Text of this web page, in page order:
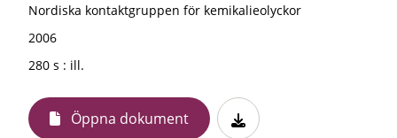
Nordiska kontaktgruppen för kemikalieolyckor
2006
280 s : ill.
Öppna dokument